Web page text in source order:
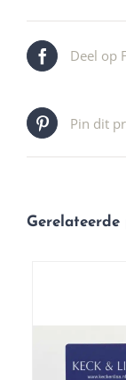
Deel op
Pin dit
Gerelateerde